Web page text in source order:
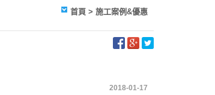
首頁 > 施工案例&優惠
2018-01-17